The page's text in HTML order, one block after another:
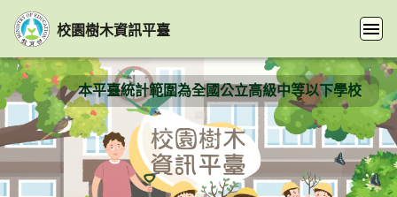
校園樹木資訊平臺
跳到主要內容
導航列
:::
校園樹木資訊平臺
:::
首頁
本平臺統計範圍為全國公立高級中等以下學校